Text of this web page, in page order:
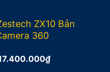
ZX10 Bản
360
₫Giá
hiện